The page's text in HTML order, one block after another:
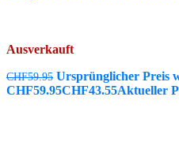
Ausverkauft
CHF59.95 Ursprünglicher Preis
CHF59.95CHF43.55Aktueller